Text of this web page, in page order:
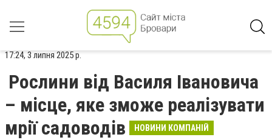
17:24, 3 липня 2025 р.
Рослини від Василя Івановича
– місце, яке зможе реалізувати
мрії садоводів
НОВИНИ КОМПАНІЙ